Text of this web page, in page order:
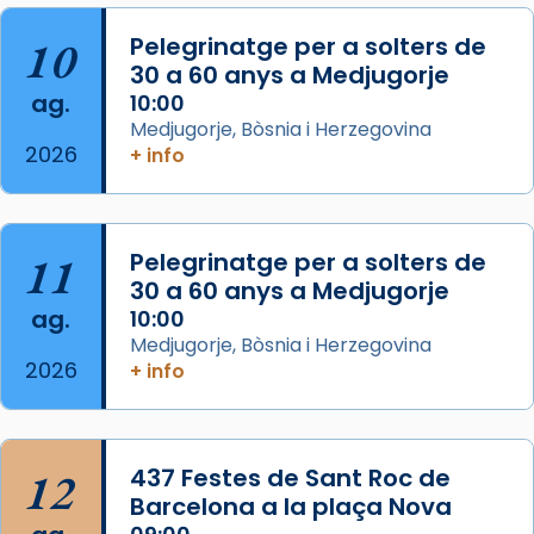
Aquest dilluns, 27 de juliol, ha tingut lloc la
missa d’acció de gràcies en agraïment al
comitè organitzador de la visita apostòlica
del Sant Pare Lleó XIV a Barcelona, i als
col·laboradors, a la Catedral de Barcelona.
L’arquebisbe de Barcelona, el cardenal Joan
Josep Omella, ha presidit la missa i l’ha
concelebrat el bisbe auxiliar de Barcelona,
Mons. David Abadías.
📸 Dr. G. Simón
Photo
View on Facebook · Share
Arquebisbat de Barcelona
2 weeks ago
10
ag.
2026
Pelegrinatge per a solters de
30 a 60 anys a Medjugorje
10:00
Medjugorje, Bòsnia i Herzegovina
+ info
11
ag.
2026
Pelegrinatge per a solters de
30 a 60 anys a Medjugorje
10:00
Medjugorje, Bòsnia i Herzegovina
+ info
12
437 Festes de Sant Roc de
Barcelona a la plaça Nova